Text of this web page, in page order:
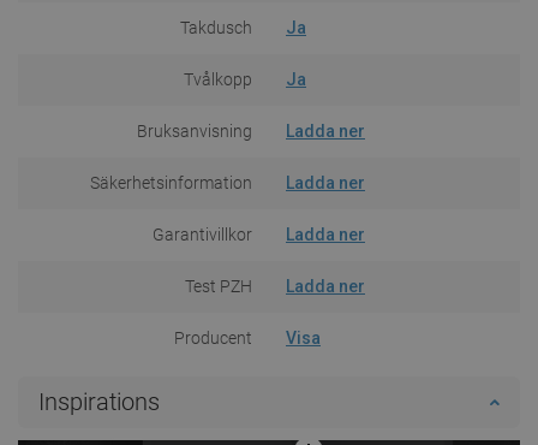
Takdusch Ja
Tvålkopp Ja
Bruksanvisning Ladda ner
Säkerhetsinformation Ladda ner
Garantivillkor Ladda ner
Test PZH Ladda ner
Producent Visa
Inspirations